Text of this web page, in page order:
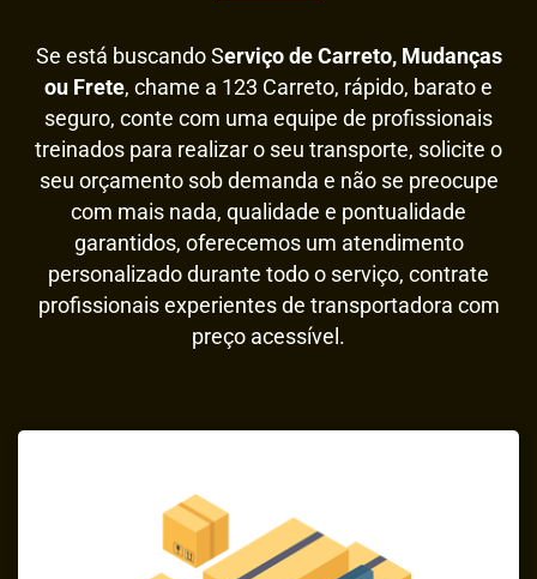
Se está buscando Serviço de Carreto, Mudanças
ou Frete, chame a 123 Carreto, rápido, barato e
seguro, conte com uma equipe de profissionais
treinados para realizar o seu transporte, solicite o
seu orçamento sob demanda e não se preocupe
com mais nada, qualidade e pontualidade
garantidos, oferecemos um atendimento
personalizado durante todo o serviço, contrate
profissionais experientes de transportadora com
preço acessível.